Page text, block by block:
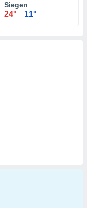
Siegen
24° 11°